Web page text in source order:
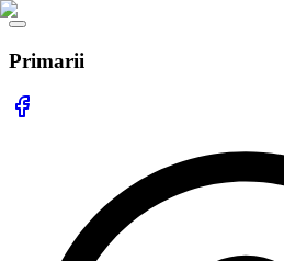
Primarii